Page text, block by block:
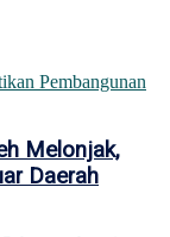
Melonjak,
Daerah